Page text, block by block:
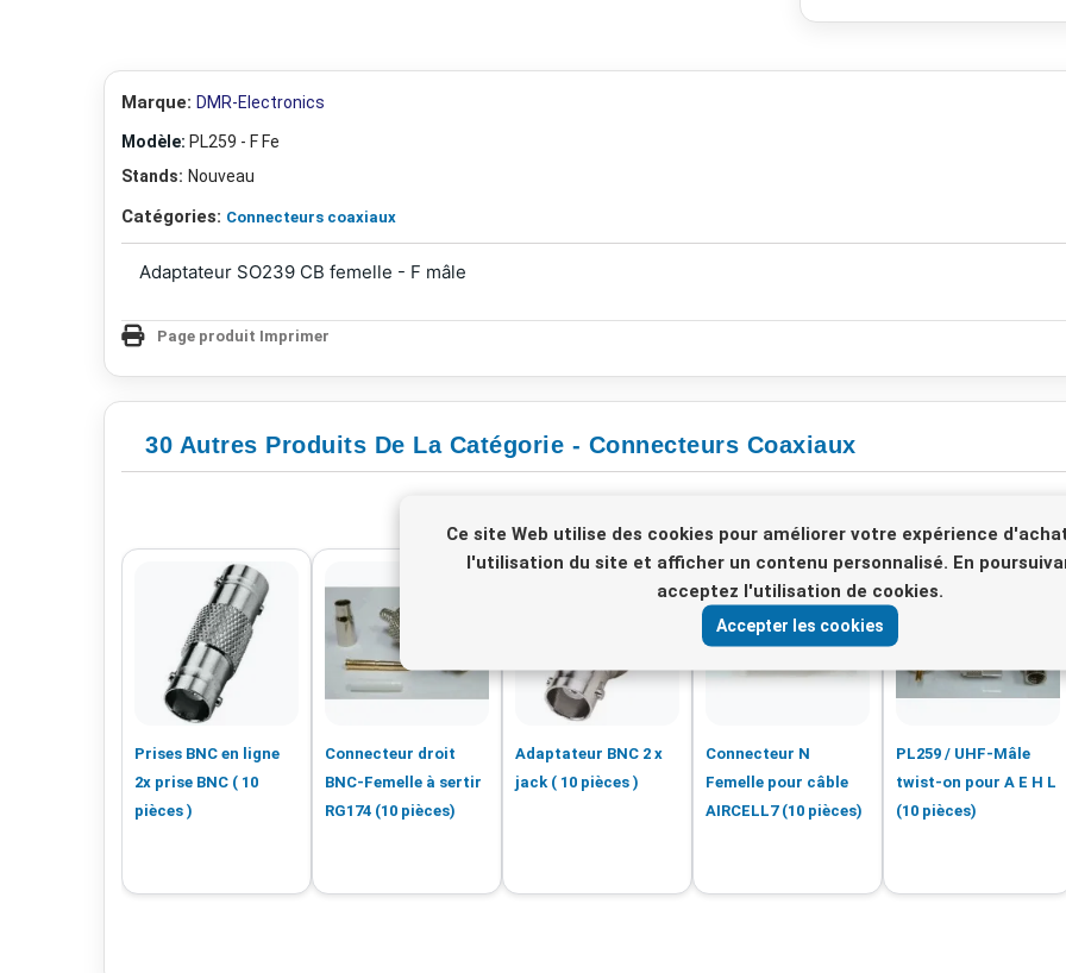
Ce site Web utilise des cookies pour améliorer votre expérience
l'utilisation du site et afficher un contenu personnalisé. En
acceptez l'utilisation de cookies.
Accepter les cookies
Marque: DMR-Electronics
Modèle: PL259 - F Fe
Stands: Nouveau
Catégories: Connecteurs coaxiaux
Adaptateur SO239 CB femelle - F mâle
Page produit Imprimer
30 Autres Produits De La Catégorie - Connecteurs Coaxiaux
Prises BNC en ligne
2x prise BNC ( 10
pièces )
Connecteur droit
BNC-Femelle à sertir
RG174 (10 pièces)
Adaptateur BNC 2 x
jack ( 10 pièces )
Connecteur N
Femelle pour câble
AIRCELL7 (10 pièces)
PL259 / UHF-Mâle
twist-on pour A E H L
(10 pièces)